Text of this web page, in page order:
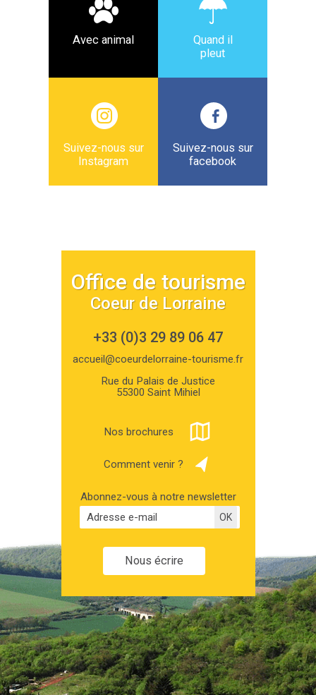
Avec animal
Quand il
pleut
Suivez-nous sur
Instagram
Suivez-nous sur
facebook
Office de tourisme
Coeur de Lorraine
+33 (0)3 29 89 06 47
accueil@coeurdelorraine-tourisme.fr
Rue du Palais de Justice
55300 Saint Mihiel
Nos brochures
Comment venir ?
Abonnez-vous à notre newsletter
Nous écrire